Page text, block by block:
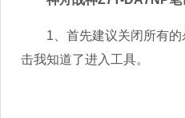
1、首先建议关闭所有的
击我知道了进入工具。